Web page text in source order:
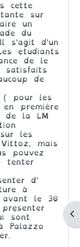
cette
sur
un
du
s'agit d'un
étudiants
de le
satisfaits
de
( pour les
première
de la LM
les
mais
pouvez
tenter
d'
à
avant le 30
sont
Palazzo